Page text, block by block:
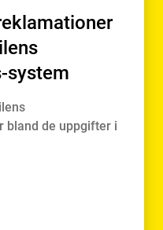
system
bland de uppgifter i